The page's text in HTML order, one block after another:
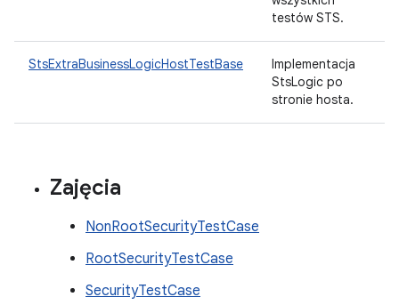
testów STS.
StsExtraBusinessLogicHostTestBase
Implementacja
StsLogic po
stronie hosta.
Zajęcia
NonRootSecurityTestCase
RootSecurityTestCase
SecurityTestCase